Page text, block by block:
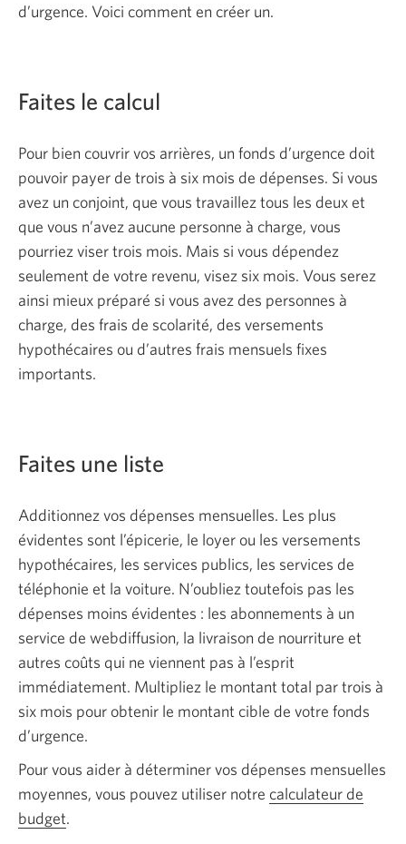
d’urgence. Voici comment en créer un.
Faites le calcul
Pour bien couvrir vos arrières, un fonds d’urgence doit
pouvoir payer de trois à six mois de dépenses. Si vous
avez un conjoint, que vous travaillez tous les deux et
que vous n’avez aucune personne à charge, vous
pourriez viser trois mois. Mais si vous dépendez
seulement de votre revenu, visez six mois. Vous serez
ainsi mieux préparé si vous avez des personnes à
charge, des frais de scolarité, des versements
hypothécaires ou d’autres frais mensuels fixes
importants.
Faites une liste
Additionnez vos dépenses mensuelles. Les plus
évidentes sont l’épicerie, le loyer ou les versements
hypothécaires, les services publics, les services de
téléphonie et la voiture. N’oubliez toutefois pas les
dépenses moins évidentes : les abonnements à un
service de webdiffusion, la livraison de nourriture et
autres coûts qui ne viennent pas à l’esprit
immédiatement. Multipliez le montant total par trois à
six mois pour obtenir le montant cible de votre fonds
d’urgence.
Pour vous aider à déterminer vos dépenses mensuelles
moyennes, vous pouvez utiliser notre calculateur de
budget.